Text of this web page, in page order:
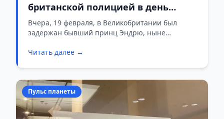
британской полицией в день
своего 66-летия
Вчера, 19 февраля, в Великобритании был
задержан бывший принц Эндрю, ныне
подозрению в злоупотреблении служебным
осуждённого педофила Джеффри Эпштейна.
Читать далее →
Пульс планеты